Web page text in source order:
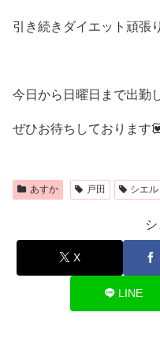
引き続きダイエット頑張
今日から日曜日まで出勤
ぜひお待ちしております
あすか 戸田 シエル
X
LINE